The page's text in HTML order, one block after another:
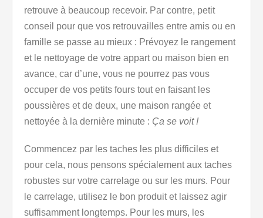
retrouve à beaucoup recevoir. Par contre, petit
conseil pour que vos retrouvailles entre amis ou en
famille se passe au mieux : Prévoyez le rangement
et le nettoyage de votre appart ou maison bien en
avance, car d’une, vous ne pourrez pas vous
occuper de vos petits fours tout en faisant les
poussières et de deux, une maison rangée et
nettoyée à la dernière minute : Ça se voit !
Commencez par les taches les plus difficiles et
pour cela, nous pensons spécialement aux taches
robustes sur votre carrelage ou sur les murs. Pour
le carrelage, utilisez le bon produit et laissez agir
suffisamment longtemps. Pour les murs, les